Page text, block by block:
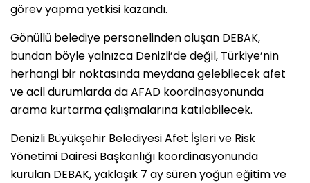
görev yapma yetkisi kazandı.
Gönüllü belediye personelinden oluşan DEBAK,
bundan böyle yalnızca Denizli’de değil, Türkiye’nin
herhangi bir noktasında meydana gelebilecek afet
ve acil durumlarda da AFAD koordinasyonunda
arama kurtarma çalışmalarına katılabilecek.
Denizli Büyükşehir Belediyesi Afet İşleri ve Risk
Yönetimi Dairesi Başkanlığı koordinasyonunda
kurulan DEBAK, yaklaşık 7 ay süren yoğun eğitim ve